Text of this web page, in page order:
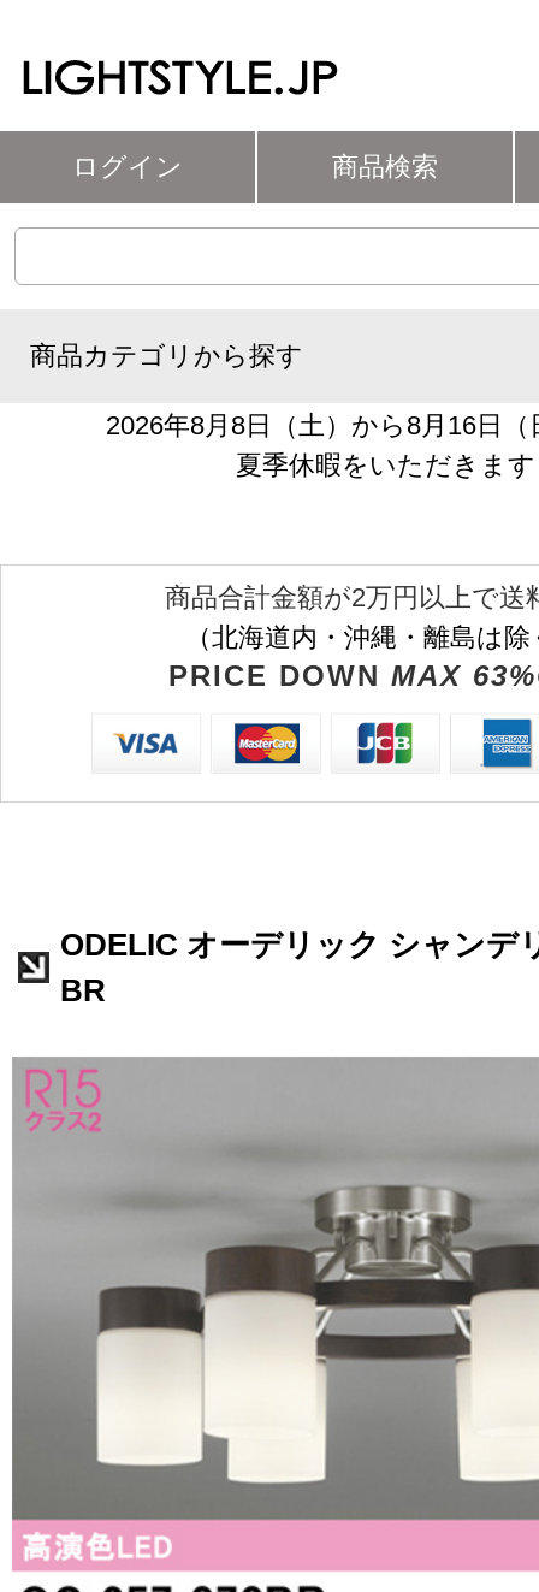
ログイン 商品検索
商品カテゴリから探す
2026年8月8日（土）から8月16日
夏季休暇をいただきます
商品合計金額が2万円以上で送
（北海道内・沖縄・離島は
PRICE DOWN MAX
ODELIC オーデリック シャンデ
BR